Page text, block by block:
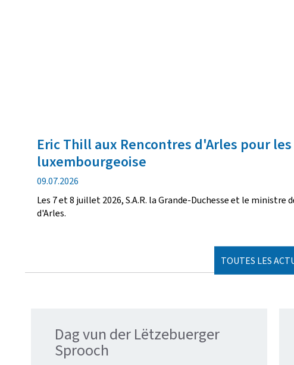
Eric Thill aux Rencontres d'Arles pour
luxembourgeoise
date
de
publication
09.07.2026
Les 7 et 8 juillet 2026, S.A.R. la Grande-Duchesse et le
d'Arles.
TOUTES LES
Dag vun der Lëtzebuerger
Sprooch